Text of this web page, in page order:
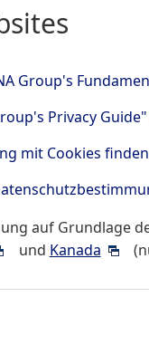
Group's
Privacy
mit Cookies finden
auf Grundlage
und Kanada